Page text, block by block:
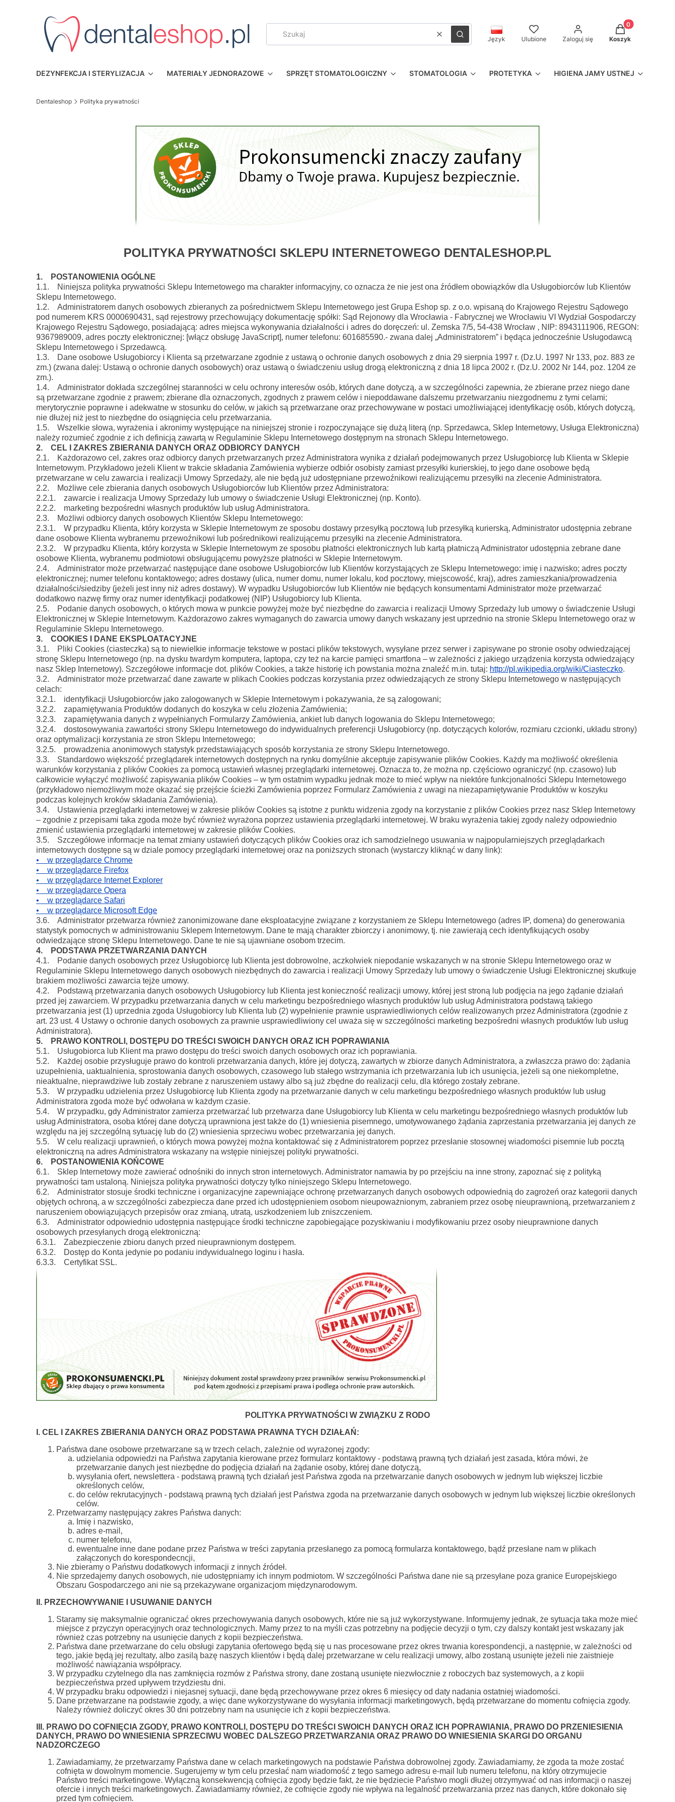
WyczyśćSzukaj Język Ulubione Zaloguj się
Produkty w
Koszyk
DEZYNFEKCJA I STERYLIZACJA MATERIAŁY JEDNORAZOWE SPRZĘT STOMATOLOGICZNY STOMATOLOGIA PROTETYKA HIGIENA JAMY USTNEJ
Dentaleshop Polityka prywatności
POLITYKA PRYWATNOŚCI SKLEPU INTERNETOWEGO DENTALESHOP.PL
1. POSTANOWIENIA OGÓLNE
1.1. Niniejsza polityka prywatności Sklepu Internetowego ma charakter informacyjny, co oznacza że nie jest ona źródłem obowiązków dla Usługobiorców lub Klientów
Sklepu Internetowego.
1.2. Administratorem danych osobowych zbieranych za pośrednictwem Sklepu Internetowego jest Grupa Eshop sp. z o.o. wpisaną do Krajowego Rejestru Sądowego
pod numerem KRS 0000690431, sąd rejestrowy przechowujący dokumentację spółki: Sąd Rejonowy dla Wrocławia - Fabrycznej we Wrocławiu VI Wydział Gospodarczy
Krajowego Rejestru Sądowego, posiadającą: adres miejsca wykonywania działalności i adres do doręczeń: ul. Zemska 7/5, 54-438 Wrocław , NIP: 8943111906, REGON:
9367989009, adres poczty elektronicznej: [włącz obsługę JavaScript] , numer telefonu: 601685590.- zwana dalej „Administratorem” i będąca jednocześnie Usługodawcą
Sklepu Internetowego i Sprzedawcą.
1.3. Dane osobowe Usługobiorcy i Klienta są przetwarzane zgodnie z ustawą o ochronie danych osobowych z dnia 29 sierpnia 1997 r. (Dz.U. 1997 Nr 133, poz. 883 ze
zm.) (zwana dalej: Ustawą o ochronie danych osobowych) oraz ustawą o świadczeniu usług drogą elektroniczną z dnia 18 lipca 2002 r. (Dz.U. 2002 Nr 144, poz. 1204 ze
zm.).
1.4. Administrator dokłada szczególnej staranności w celu ochrony interesów osób, których dane dotyczą, a w szczególności zapewnia, że zbierane przez niego dane
są przetwarzane zgodnie z prawem; zbierane dla oznaczonych, zgodnych z prawem celów i niepoddawane dalszemu przetwarzaniu niezgodnemu z tymi celami;
merytorycznie poprawne i adekwatne w stosunku do celów, w jakich są przetwarzane oraz przechowywane w postaci umożliwiającej identyfikację osób, których dotyczą,
nie dłużej niż jest to niezbędne do osiągnięcia celu przetwarzania.
1.5. Wszelkie słowa, wyrażenia i akronimy występujące na niniejszej stronie i rozpoczynające się dużą literą (np. Sprzedawca, Sklep Internetowy, Usługa Elektroniczna)
należy rozumieć zgodnie z ich definicją zawartą w Regulaminie Sklepu Internetowego dostępnym na stronach Sklepu Internetowego.
2. CEL I ZAKRES ZBIERANIA DANYCH ORAZ ODBIORCY DANYCH
2.1. Każdorazowo cel, zakres oraz odbiorcy danych przetwarzanych przez Administratora wynika z działań podejmowanych przez Usługobiorcę lub Klienta w Sklepie
Internetowym. Przykładowo jeżeli Klient w trakcie składania Zamówienia wybierze odbiór osobisty zamiast przesyłki kurierskiej, to jego dane osobowe będą
przetwarzane w celu zawarcia i realizacji Umowy Sprzedaży, ale nie będą już udostępniane przewoźnikowi realizującemu przesyłki na zlecenie Administratora.
2.2. Możliwe cele zbierania danych osobowych Usługobiorców lub Klientów przez Administratora:
2.2.1. zawarcie i realizacja Umowy Sprzedaży lub umowy o świadczenie Usługi Elektronicznej (np. Konto).
2.2.2. marketing bezpośredni własnych produktów lub usług Administratora.
2.3. Możliwi odbiorcy danych osobowych Klientów Sklepu Internetowego:
2.3.1. W przypadku Klienta, który korzysta w Sklepie Internetowym ze sposobu dostawy przesyłką pocztową lub przesyłką kurierską, Administrator udostępnia zebrane
dane osobowe Klienta wybranemu przewoźnikowi lub pośrednikowi realizującemu przesyłki na zlecenie Administratora.
2.3.2. W przypadku Klienta, który korzysta w Sklepie Internetowym ze sposobu płatności elektronicznych lub kartą płatniczą Administrator udostępnia zebrane dane
osobowe Klienta, wybranemu podmiotowi obsługującemu powyższe płatności w Sklepie Internetowym.
2.4. Administrator może przetwarzać następujące dane osobowe Usługobiorców lub Klientów korzystających ze Sklepu Internetowego: imię i nazwisko; adres poczty
elektronicznej; numer telefonu kontaktowego; adres dostawy (ulica, numer domu, numer lokalu, kod pocztowy, miejscowość, kraj), adres zamieszkania/prowadzenia
działalności/siedziby (jeżeli jest inny niż adres dostawy). W wypadku Usługobiorców lub Klientów nie będących konsumentami Administrator może przetwarzać
dodatkowo nazwę firmy oraz numer identyfikacji podatkowej (NIP) Usługobiorcy lub Klienta.
2.5. Podanie danych osobowych, o których mowa w punkcie powyżej może być niezbędne do zawarcia i realizacji Umowy Sprzedaży lub umowy o świadczenie Usługi
Elektronicznej w Sklepie Internetowym. Każdorazowo zakres wymaganych do zawarcia umowy danych wskazany jest uprzednio na stronie Sklepu Internetowego oraz w
Regulaminie Sklepu Internetowego.
3. COOKIES I DANE EKSPLOATACYJNE
3.1. Pliki Cookies (ciasteczka) są to niewielkie informacje tekstowe w postaci plików tekstowych, wysyłane przez serwer i zapisywane po stronie osoby odwiedzającej
stronę Sklepu Internetowego (np. na dysku twardym komputera, laptopa, czy też na karcie pamięci smartfona – w zależności z jakiego urządzenia korzysta odwiedzający
nasz Sklep Internetowy). Szczegółowe informacje dot. plików Cookies, a także historię ich powstania można znaleźć m.in. tutaj: http://pl.wikipedia.org/wiki/Ciasteczko.
3.2. Administrator może przetwarzać dane zawarte w plikach Cookies podczas korzystania przez odwiedzających ze strony Sklepu Internetowego w następujących
celach:
3.2.1. identyfikacji Usługobiorców jako zalogowanych w Sklepie Internetowym i pokazywania, że są zalogowani;
3.2.2. zapamiętywania Produktów dodanych do koszyka w celu złożenia Zamówienia;
3.2.3. zapamiętywania danych z wypełnianych Formularzy Zamówienia, ankiet lub danych logowania do Sklepu Internetowego;
3.2.4. dostosowywania zawartości strony Sklepu Internetowego do indywidualnych preferencji Usługobiorcy (np. dotyczących kolorów, rozmiaru czcionki, układu strony)
oraz optymalizacji korzystania ze stron Sklepu Internetowego;
3.2.5. prowadzenia anonimowych statystyk przedstawiających sposób korzystania ze strony Sklepu Internetowego.
3.3. Standardowo większość przeglądarek internetowych dostępnych na rynku domyślnie akceptuje zapisywanie plików Cookies. Każdy ma możliwość określenia
warunków korzystania z plików Cookies za pomocą ustawień własnej przeglądarki internetowej. Oznacza to, że można np. częściowo ograniczyć (np. czasowo) lub
całkowicie wyłączyć możliwość zapisywania plików Cookies – w tym ostatnim wypadku jednak może to mieć wpływ na niektóre funkcjonalności Sklepu Internetowego
(przykładowo niemożliwym może okazać się przejście ścieżki Zamówienia poprzez Formularz Zamówienia z uwagi na niezapamiętywanie Produktów w koszyku
podczas kolejnych kroków składania Zamówienia).
3.4. Ustawienia przeglądarki internetowej w zakresie plików Cookies są istotne z punktu widzenia zgody na korzystanie z plików Cookies przez nasz Sklep Internetowy
– zgodnie z przepisami taka zgoda może być również wyrażona poprzez ustawienia przeglądarki internetowej. W braku wyrażenia takiej zgody należy odpowiednio
zmienić ustawienia przeglądarki internetowej w zakresie plików Cookies.
3.5. Szczegółowe informacje na temat zmiany ustawień dotyczących plików Cookies oraz ich samodzielnego usuwania w najpopularniejszych przeglądarkach
internetowych dostępne są w dziale pomocy przeglądarki internetowej oraz na poniższych stronach (wystarczy kliknąć w dany link):
• w przeglądarce Chrome
• w przeglądarce Firefox
• w przęglądarce Internet Explorer
• w przeglądarce Opera
• w przeglądarce Safari
• w przeglądarce Microsoft Edge
3.6. Administrator przetwarza również zanonimizowane dane eksploatacyjne związane z korzystaniem ze Sklepu Internetowego (adres IP, domena) do generowania
statystyk pomocnych w administrowaniu Sklepem Internetowym. Dane te mają charakter zbiorczy i anonimowy, tj. nie zawierają cech identyfikujących osoby
odwiedzające stronę Sklepu Internetowego. Dane te nie są ujawniane osobom trzecim.
4. PODSTAWA PRZETWARZANIA DANYCH
4.1. Podanie danych osobowych przez Usługobiorcę lub Klienta jest dobrowolne, aczkolwiek niepodanie wskazanych w na stronie Sklepu Internetowego oraz w
Regulaminie Sklepu Internetowego danych osobowych niezbędnych do zawarcia i realizacji Umowy Sprzedaży lub umowy o świadczenie Usługi Elektronicznej skutkuje
brakiem możliwości zawarcia tejże umowy.
4.2. Podstawą przetwarzania danych osobowych Usługobiorcy lub Klienta jest konieczność realizacji umowy, której jest stroną lub podjęcia na jego żądanie działań
przed jej zawarciem. W przypadku przetwarzania danych w celu marketingu bezpośredniego własnych produktów lub usług Administratora podstawą takiego
przetwarzania jest (1) uprzednia zgoda Usługobiorcy lub Klienta lub (2) wypełnienie prawnie usprawiedliwionych celów realizowanych przez Administratora (zgodnie z
art. 23 ust. 4 Ustawy o ochronie danych osobowych za prawnie usprawiedliwiony cel uważa się w szczególności marketing bezpośredni własnych produktów lub usług
Administratora).
5. PRAWO KONTROLI, DOSTĘPU DO TREŚCI SWOICH DANYCH ORAZ ICH POPRAWIANIA
5.1. Usługobiorca lub Klient ma prawo dostępu do treści swoich danych osobowych oraz ich poprawiania.
5.2. Każdej osobie przysługuje prawo do kontroli przetwarzania danych, które jej dotyczą, zawartych w zbiorze danych Administratora, a zwłaszcza prawo do: żądania
uzupełnienia, uaktualnienia, sprostowania danych osobowych, czasowego lub stałego wstrzymania ich przetwarzania lub ich usunięcia, jeżeli są one niekompletne,
nieaktualne, nieprawdziwe lub zostały zebrane z naruszeniem ustawy albo są już zbędne do realizacji celu, dla którego zostały zebrane.
5.3. W przypadku udzielenia przez Usługobiorcę lub Klienta zgody na przetwarzanie danych w celu marketingu bezpośredniego własnych produktów lub usług
Administratora zgoda może być odwołana w każdym czasie.
5.4. W przypadku, gdy Administrator zamierza przetwarzać lub przetwarza dane Usługobiorcy lub Klienta w celu marketingu bezpośredniego własnych produktów lub
usług Administratora, osoba której dane dotyczą uprawniona jest także do (1) wniesienia pisemnego, umotywowanego żądania zaprzestania przetwarzania jej danych ze
względu na jej szczególną sytuację lub do (2) wniesienia sprzeciwu wobec przetwarzania jej danych.
5.5. W celu realizacji uprawnień, o których mowa powyżej można kontaktować się z Administratorem poprzez przesłanie stosownej wiadomości pisemnie lub pocztą
elektroniczną na adres Administratora wskazany na wstępie niniejszej polityki prywatności.
6. POSTANOWIENIA KOŃCOWE
6.1. Sklep Internetowy może zawierać odnośniki do innych stron internetowych. Administrator namawia by po przejściu na inne strony, zapoznać się z polityką
prywatności tam ustaloną. Niniejsza polityka prywatności dotyczy tylko niniejszego Sklepu Internetowego.
6.2. Administrator stosuje środki techniczne i organizacyjne zapewniające ochronę przetwarzanych danych osobowych odpowiednią do zagrożeń oraz kategorii danych
objętych ochroną, a w szczególności zabezpiecza dane przed ich udostępnieniem osobom nieupoważnionym, zabraniem przez osobę nieuprawnioną, przetwarzaniem z
naruszeniem obowiązujących przepisów oraz zmianą, utratą, uszkodzeniem lub zniszczeniem.
6.3. Administrator odpowiednio udostępnia następujące środki techniczne zapobiegające pozyskiwaniu i modyfikowaniu przez osoby nieuprawnione danych
osobowych przesyłanych drogą elektroniczną:
6.3.1. Zabezpieczenie zbioru danych przed nieuprawnionym dostępem.
6.3.2. Dostęp do Konta jedynie po podaniu indywidualnego loginu i hasła.
6.3.3. Certyfikat SSL.
POLITYKA PRYWATNOŚCI W ZWIĄZKU Z RODO
I. CEL I ZAKRES ZBIERANIA DANYCH ORAZ PODSTAWA PRAWNA TYCH DZIAŁAŃ:
Państwa dane osobowe przetwarzane są w trzech celach, zależnie od wyrażonej zgody:
udzielania odpowiedzi na Państwa zapytania kierowane przez formularz kontaktowy - podstawą prawną tych działań jest zasada, która mówi, że
przetwarzanie danych jest niezbędne do podjęcia działań na żądanie osoby, której dane dotyczą,
wysyłania ofert, newslettera - podstawą prawną tych działań jest Państwa zgoda na przetwarzanie danych osobowych w jednym lub większej liczbie
określonych celów,
do celów rekrutacyjnych - podstawą prawną tych działań jest Państwa zgoda na przetwarzanie danych osobowych w jednym lub większej liczbie określonych
celów.
Przetwarzamy następujący zakres Państwa danych:
Imię i nazwisko,
adres e-mail,
numer telefonu,
ewentualne inne dane podane przez Państwa w treści zapytania przesłanego za pomocą formularza kontaktowego, bądź przesłane nam w plikach
załączonych do korespondecncji,
Nie zbieramy o Państwu dodatkowych informacji z innych źródeł.
Nie sprzedajemy danych osobowych, nie udostępniamy ich innym podmiotom. W szczególności Państwa dane nie są przesyłane poza granice Europejskiego
Obszaru Gospodarczego ani nie są przekazywane organizacjom międzynarodowym.
II. PRZECHOWYWANIE I USUWANIE DANYCH
Staramy się maksymalnie ograniczać okres przechowywania danych osobowych, które nie są już wykorzystywane. Informujemy jednak, że sytuacja taka może mieć
miejsce z przyczyn operacyjnych oraz technologicznych. Mamy przez to na myśli czas potrzebny na podjęcie decyzji o tym, czy dalszy kontakt jest wskazany jak
również czas potrzebny na usunięcie danych z kopii bezpieczeństwa.
Państwa dane przetwarzane do celu obsługi zapytania ofertowego będą się u nas procesowane przez okres trwania korespondencji, a następnie, w zależności od
tego, jakie będą jej rezultaty, albo zasilą bazę naszych klientów i będą dalej przetwarzane w celu realizacji umowy, albo zostaną usunięte jeżeli nie zaistnieje
możliwość nawiązania współpracy.
W przypadku czytelnego dla nas zamknięcia rozmów z Państwa strony, dane zostaną usunięte niezwłocznie z roboczych baz systemowych, a z kopii
bezpieczeństwa przed upływem trzydziestu dni.
W przypadku braku odpowiedzi i niejasnej sytuacji, dane będą przechowywane przez okres 6 miesięcy od daty nadania ostatniej wiadomości.
Dane przetwarzane na podstawie zgody, a więc dane wykorzystywane do wysyłania informacji marketingowych, będą przetwarzane do momentu cofnięcia zgody.
Należy również doliczyć okres 30 dni potrzebny nam na usunięcie ich z kopii bezpieczeństwa.
III. PRAWO DO COFNIĘCIA ZGODY, PRAWO KONTROLI, DOSTĘPU DO TREŚCI SWOICH DANYCH ORAZ ICH POPRAWIANIA, PRAWO DO PRZENIESIENIA
DANYCH, PRAWO DO WNIESIENIA SPRZECIWU WOBEC DALSZEGO PRZETWARZANIA ORAZ PRAWO DO WNIESIENIA SKARGI DO ORGANU
NADZORCZEGO
Zawiadamiamy, że przetwarzamy Państwa dane w celach marketingowych na podstawie Państwa dobrowolnej zgody. Zawiadamiamy, że zgoda ta może zostać
cofnięta w dowolnym momencie. Sugerujemy w tym celu przesłać nam wiadomość z tego samego adresu e-mail lub numeru telefonu, na który otrzymujecie
Państwo treści marketingowe. Wyłączną konsekwencją cofnięcia zgody będzie fakt, że nie będziecie Państwo mogli dłużej otrzymywać od nas informacji o naszej
ofercie i innych treści marketingowych. Zawiadamiamy również, że cofnięcie zgody nie wpływa na legalność przetwarzania przez nas danych, które dokonało się
przed tym cofnięciem.